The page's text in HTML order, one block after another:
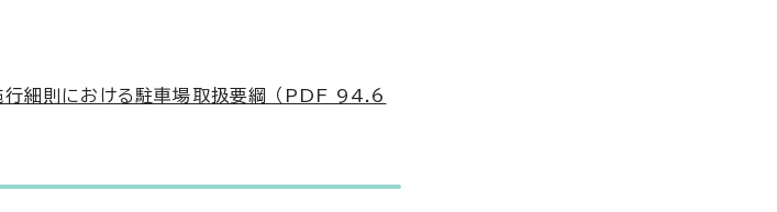
行細則における駐車場取扱要綱 （PDF 94.6